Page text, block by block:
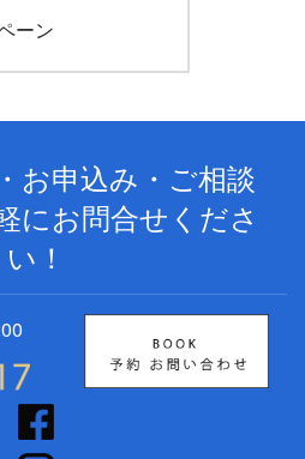
ーン
お申込み・ご相談
にお問合せくださ
い！